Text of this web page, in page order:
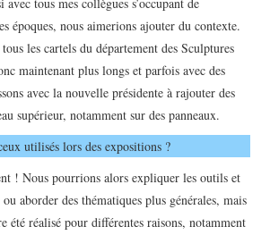
tous mes collègues s’occupant de
époques, nous aimerions ajouter du contexte.
les cartels du département des Sculptures
maintenant plus longs et parfois avec des
avec la nouvelle présidente à rajouter des
supérieur, notamment sur des panneaux.
utilisés lors des expositions ?
! Nous pourrions alors expliquer les outils et
aborder des thématiques plus générales, mais
été réalisé pour différentes raisons, notamment